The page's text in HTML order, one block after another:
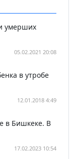
умерших
05.02.2021 20:08
в утробе
12.01.2018 4:49
в Бишкеке. В
17.02.2023 10:54